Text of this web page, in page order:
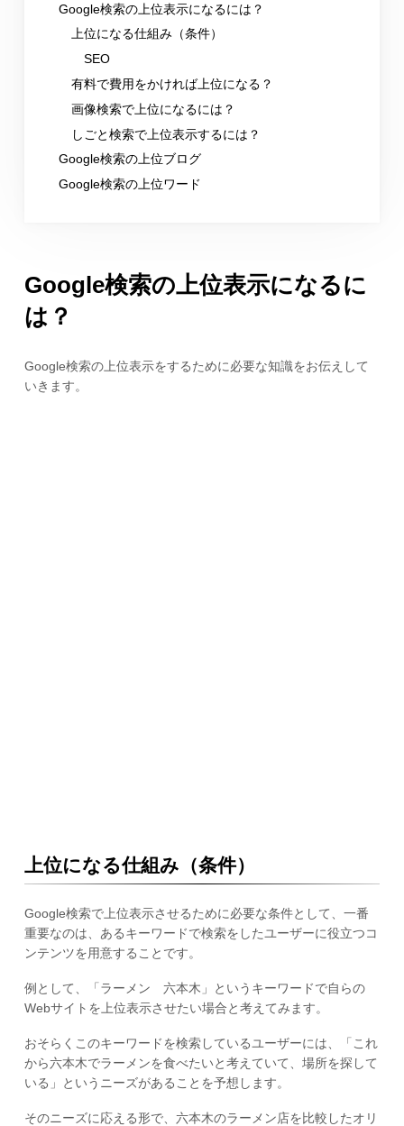
Google検索の上位表示になるには？
上位になる仕組み（条件）
SEO
有料で費用をかければ上位になる？
画像検索で上位になるには？
しごと検索で上位表示するには？
Google検索の上位ブログ
Google検索の上位ワード
Google検索の上位表示になるに
は？
Google検索の上位表示をするために必要な知識をお伝えして
いきます。
上位になる仕組み（条件）
Google検索で上位表示させるために必要な条件として、一番
重要なのは、あるキーワードで検索をしたユーザーに役立つコ
ンテンツを用意することです。
例として、「ラーメン 六本木」というキーワードで自らの
Webサイトを上位表示させたい場合と考えてみます。
おそらくこのキーワードを検索しているユーザーには、「これ
から六本木でラーメンを食べたいと考えていて、場所を探して
いる」というニーズがあることを予想します。
そのニーズに応える形で、六本木のラーメン店を比較したオリ